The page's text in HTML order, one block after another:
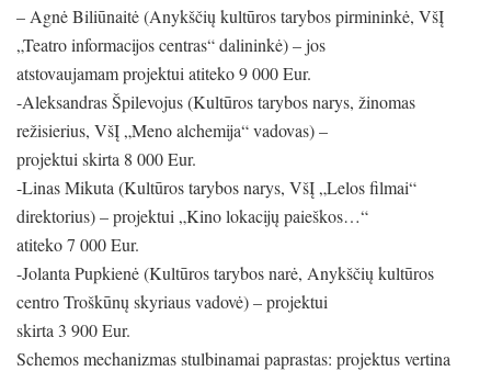
– Agnė Biliūnaitė (Anykščių kultūros tarybos pirmininkė, VšĮ
„Teatro informacijos centras“ dalininkė) – jos
atstovaujamam projektui atiteko 9 000 Eur.
-Aleksandras Špilevojus (Kultūros tarybos narys, žinomas
režisierius, VšĮ „Meno alchemija“ vadovas) –
projektui skirta 8 000 Eur.
-Linas Mikuta (Kultūros tarybos narys, VšĮ „Lelos filmai“
direktorius) – projektui „Kino lokacijų paieškos…“
atiteko 7 000 Eur.
-Jolanta Pupkienė (Kultūros tarybos narė, Anykščių kultūros
centro Troškūnų skyriaus vadovė) – projektui
skirta 3 900 Eur.
Schemos mechanizmas stulbinamai paprastas: projektus vertina